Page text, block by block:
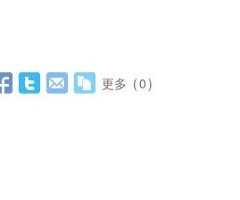
更多 (0)